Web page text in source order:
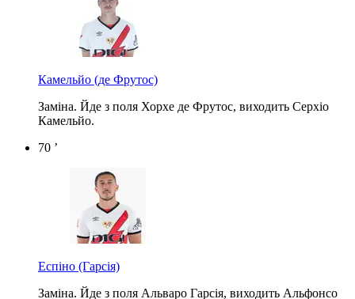
Камельйо (де Фрутос)
Заміна. Йде з поля Хорхе де Фрутос, виходить Серхіо
Камельйо.
70 ’
Еспіно (Гарсія)
Заміна. Йде з поля Альваро Гарсія, виходить Альфонсо